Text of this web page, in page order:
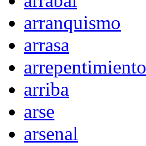
arranquismo
arrasa
arrepentimiento
arriba
arse
arsenal